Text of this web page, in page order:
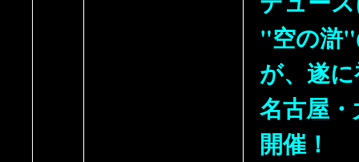
"空の滸
が、遂
名古屋
開催！